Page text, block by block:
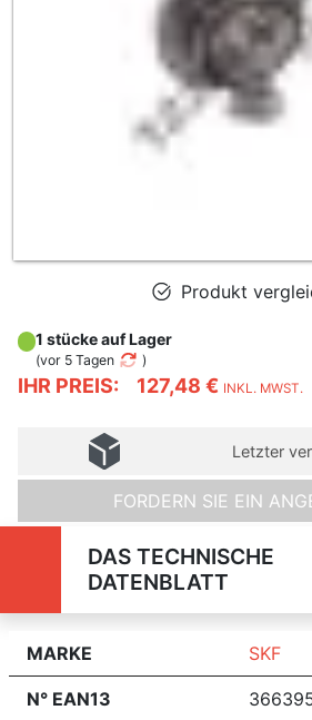
Produkt
IHR PREIS: 127,48 € INKL. MWST.
1 stücke auf Lager
(vor 5 Tagen )
Letzter
FORDERN SIE EIN
DAS TECHNISCHE
DATENBLATT
MARKE SKF
N° EAN13